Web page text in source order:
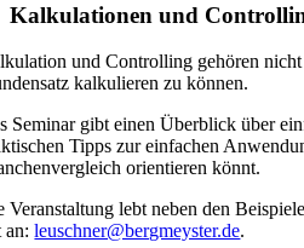
Kalkulationen und
und Controlling gehören nicht
kalkulieren zu können.
Seminar gibt einen Überblick über
Tipps zur einfachen
orientieren könnt.
Veranstaltung lebt neben den
an:leuschner@bergmeyster.de.